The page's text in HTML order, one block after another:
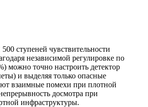
ступеней чувствительности
независимой регулировке по
можно точно настроить детектор
и выделяя только опасные
взаимные помехи при плотной
досмотра при
инфраструктуры.